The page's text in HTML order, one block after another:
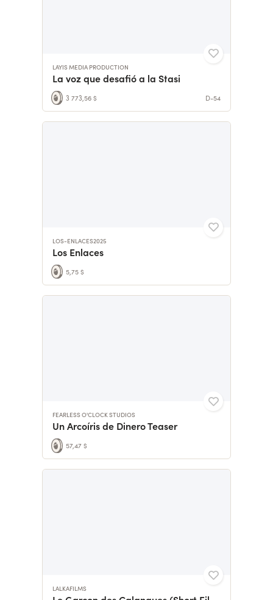
LAYIS MEDIA PRODUCTION
La voz que desafió a la Stasi
3 773,56 $ D-54
LOS-ENLACES2025
Los Enlaces
5,75 $
FEARLESS O'CLOCK STUDIOS
Un Arcoíris de Dinero Teaser
57,47 $
LALKAFILMS